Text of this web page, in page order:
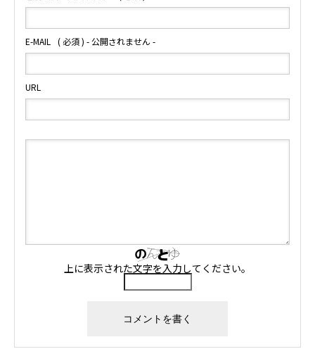
E-MAIL ( 必須 ) - 公開されません -
URL
上に表示された文字を入力してください。